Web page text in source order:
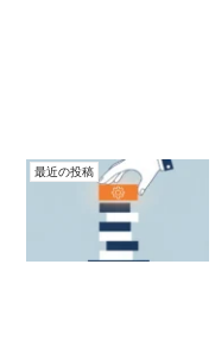
最近の投稿